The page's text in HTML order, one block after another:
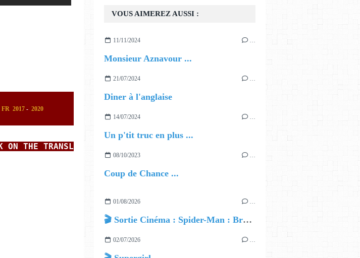
2017 - 2020
ON THE TRANSLATOR AT T
VOUS AIMEREZ AUSSI :
11/11/2024 …
Monsieur Aznavour ...
21/07/2024 …
Diner à l'anglaise
14/07/2024 …
Un p'tit truc en plus ...
08/10/2023 …
Coup de Chance ...
01/08/2026 …
🎬 Sortie Cinéma : Spider-Man : Brand New Day
02/07/2026 …